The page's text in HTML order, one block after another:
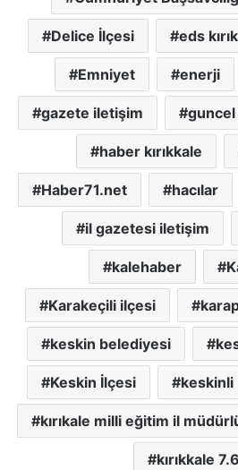
Delice İlçesi eds
Emniyet enerji
gazete iletişim guncel
haber kırıkkale
Haber71.net hacılar
il gazetesi iletişim
kalehaber
Karakeçili ilçesi
keskin belediyesi
Keskin İlçesi keskinli
kırıkale milli eğitim il
kırıkkale